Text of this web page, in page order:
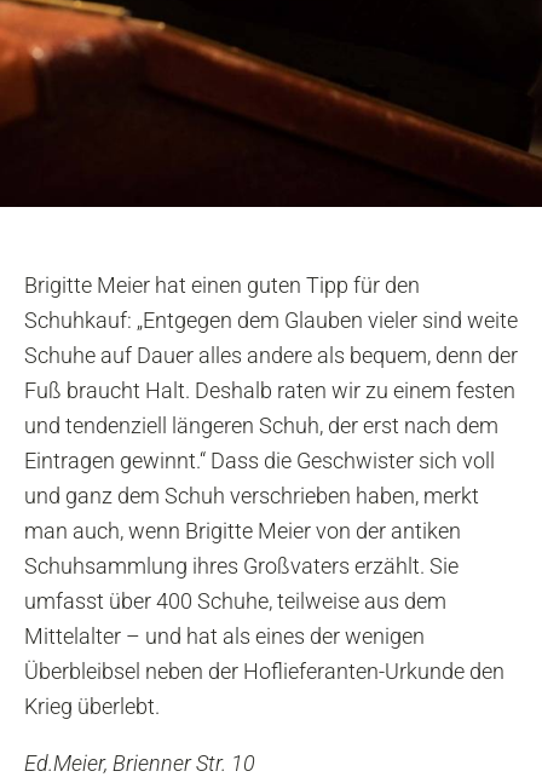
Brigitte Meier hat einen guten Tipp für den
Schuhkauf: „Entgegen dem Glauben vieler sind weite
Schuhe auf Dauer alles andere als bequem, denn der
Fuß braucht Halt. Deshalb raten wir zu einem festen
und tendenziell längeren Schuh, der erst nach dem
Eintragen gewinnt.“ Dass die Geschwister sich voll
und ganz dem Schuh verschrieben haben, merkt
man auch, wenn Brigitte Meier von der antiken
Schuhsammlung ihres Großvaters erzählt. Sie
umfasst über 400 Schuhe, teilweise aus dem
Mittelalter – und hat als eines der wenigen
Überbleibsel neben der Hoflieferanten-Urkunde den
Krieg überlebt.
Ed.Meier, Brienner Str. 10